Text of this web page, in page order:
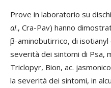
Prove in laboratorio su
al., Cra-Pav) hanno
β-aminobutirrico, di isotianyl
severità dei sintomi di Psa,
Triclopyr, Bion, ac.
la severità dei sintomi, in